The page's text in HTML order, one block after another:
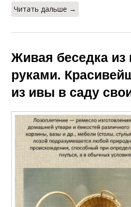
Читать дальше →
Живая беседка
руками.
из ивы в саду